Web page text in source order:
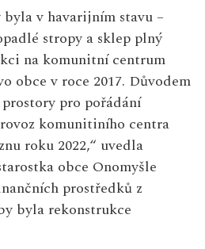
v havarijním stavu –
stropy a sklep plný
na komunitní centrum
obce v roce 2017. Důvodem
pro pořádání
komunitiního centra
roku 2022,“ uvedla
obce Onomyšle
prostředků z
byla rekonstrukce